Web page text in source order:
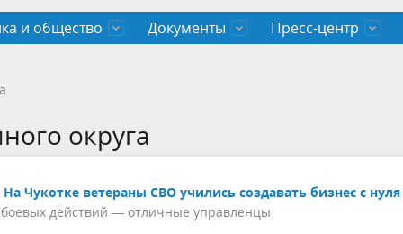
округа
и общество
проекты
Документы
Чукотского АО
Пресс-центр
Востока
и график личных
округа
На Чукотке ветераны СВО учились создавать бизнес с нуля
действий — отличные управленцы